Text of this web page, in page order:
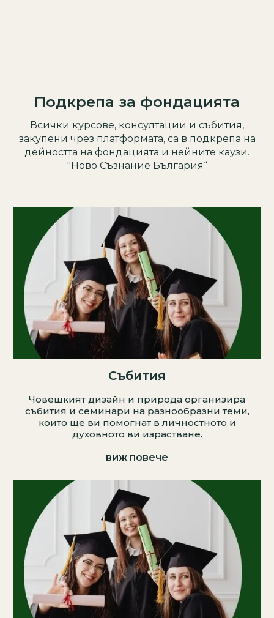
Подкрепа за фондацията
Всички курсове, консултации и събития,
закупени чрез платформата, са в подкрепа на
дейността на фондацията и нейните каузи.
"Ново Съзнание България“
Събития
Човешкият дизайн и природа организира
събития и семинари на разнообразни теми,
които ще ви помогнат в личностното и
духовното ви израстване.
виж повече